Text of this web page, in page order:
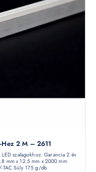
2 M – 2611
szalagokhoz. Garancia 2 év
mm x 12.5 mm x 2000 mm
TAC Súly 175 g/db